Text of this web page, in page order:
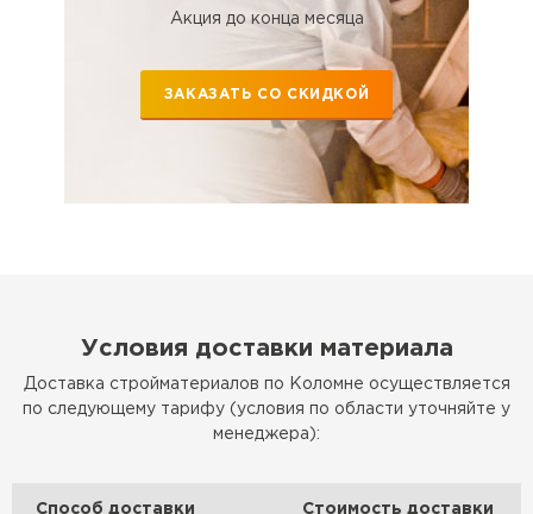
Акция до конца месяца
ЗАКАЗАТЬ СО СКИДКОЙ
Условия доставки материала
Доставка стройматериалов по Коломне осуществляется
по следующему тарифу (условия по области уточняйте у
менеджера):
Способ доставки Стоимость доставки